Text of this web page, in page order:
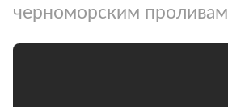
черноморским проливам